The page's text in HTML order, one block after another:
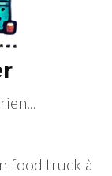
food truck à